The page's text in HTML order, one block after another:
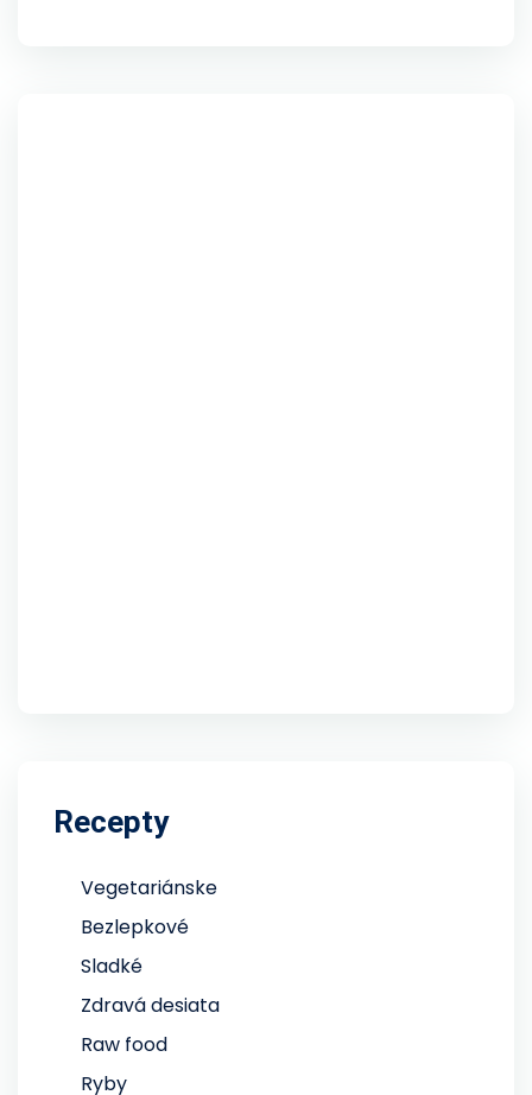
Recepty
Vegetariánske
Bezlepkové
Sladké
Zdravá desiata
Raw food
Ryby